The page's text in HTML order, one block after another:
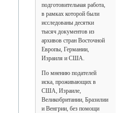
подготовительная работа,
в рамках которой были
исследованы десятки
тысяч документов из
архивов стран Восточной
Европы, Германии,
Израиля и США.
По мнению подателей
иска, проживающих в
США, Израиле,
Великобритании, Бразилии
и Венгрии, без помощи